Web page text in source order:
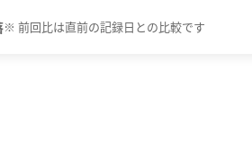
※ 前回比は直前の記録日との比較です